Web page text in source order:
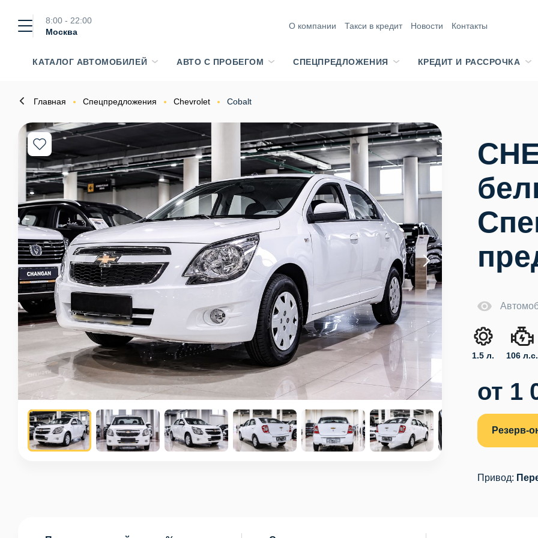
8:00 - 22:00
Москва
О компании Такси в кредит Новости Контакты
КАТАЛОГ АВТОМОБИЛЕЙ АВТО С ПРОБЕГОМ СПЕЦПРЕДЛОЖЕНИЯ КРЕДИТ И РАССРОЧКА
Главная Спецпредложения Chevrolet Cobalt
1.5 л. 106 л.с.
от 1
Резерв-
Привод: